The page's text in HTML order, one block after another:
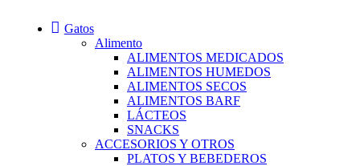
Gatos
Alimento
ALIMENTOS MEDICADOS
ALIMENTOS HUMEDOS
ALIMENTOS SECOS
ALIMENTOS BARF
LÁCTEOS
SNACKS
ACCESORIOS Y OTROS
PLATOS Y BEBEDEROS